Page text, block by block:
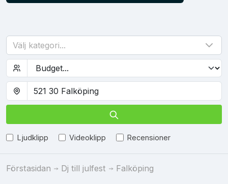
Välj kategori...
Ljudklipp Videoklipp Recensioner
Förstasidan Dj till julfest Falköping